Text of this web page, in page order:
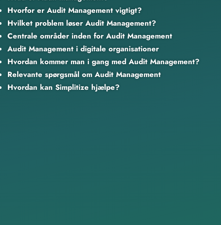
Hvorfor er Audit Management vigtigt?
Hvilket problem løser Audit Management?
Centrale områder inden for Audit Management
Audit Management i digitale organisationer
Hvordan kommer man i gang med Audit Management?
Relevante spørgsmål om Audit Management
Hvordan kan Simplitize hjælpe?